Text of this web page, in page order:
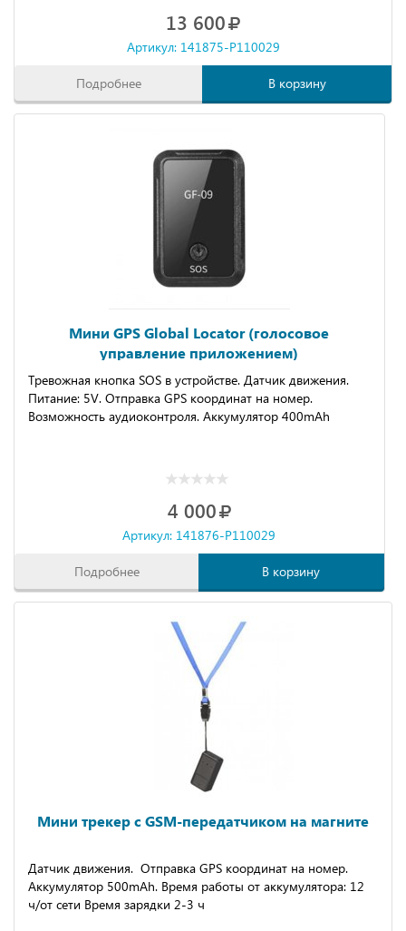
13 600
Артикул: 141875-P110029
Подробнее В корзину
Мини GPS Global Locator (голосовое
управление приложением)
Тревожная кнопка SOS в устройстве. Датчик движения.
Питание: 5V. Отправка GPS координат на номер.
Возможность аудиоконтроля. Аккумулятор 400mAh
4 000
Артикул: 141876-P110029
Подробнее В корзину
Мини трекер с GSM-передатчиком на магните
Датчик движения. Отправка GPS координат на номер.
Аккумулятор 500mAh. Время работы от аккумулятора: 12
ч/от сети Время зарядки 2-3 ч